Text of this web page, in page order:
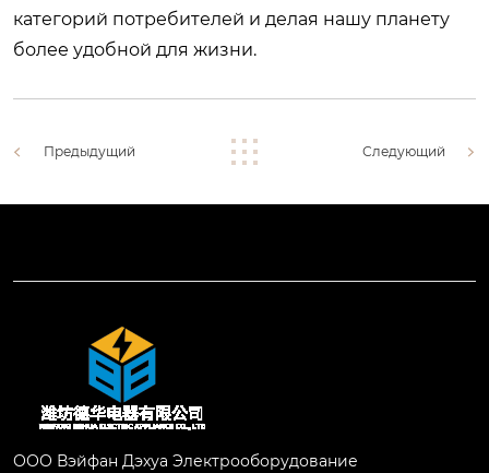
категорий потребителей и делая нашу планету
более удобной для жизни.
Предыдущий Следующий
ООО Вэйфан Дэхуа Электрооборудование